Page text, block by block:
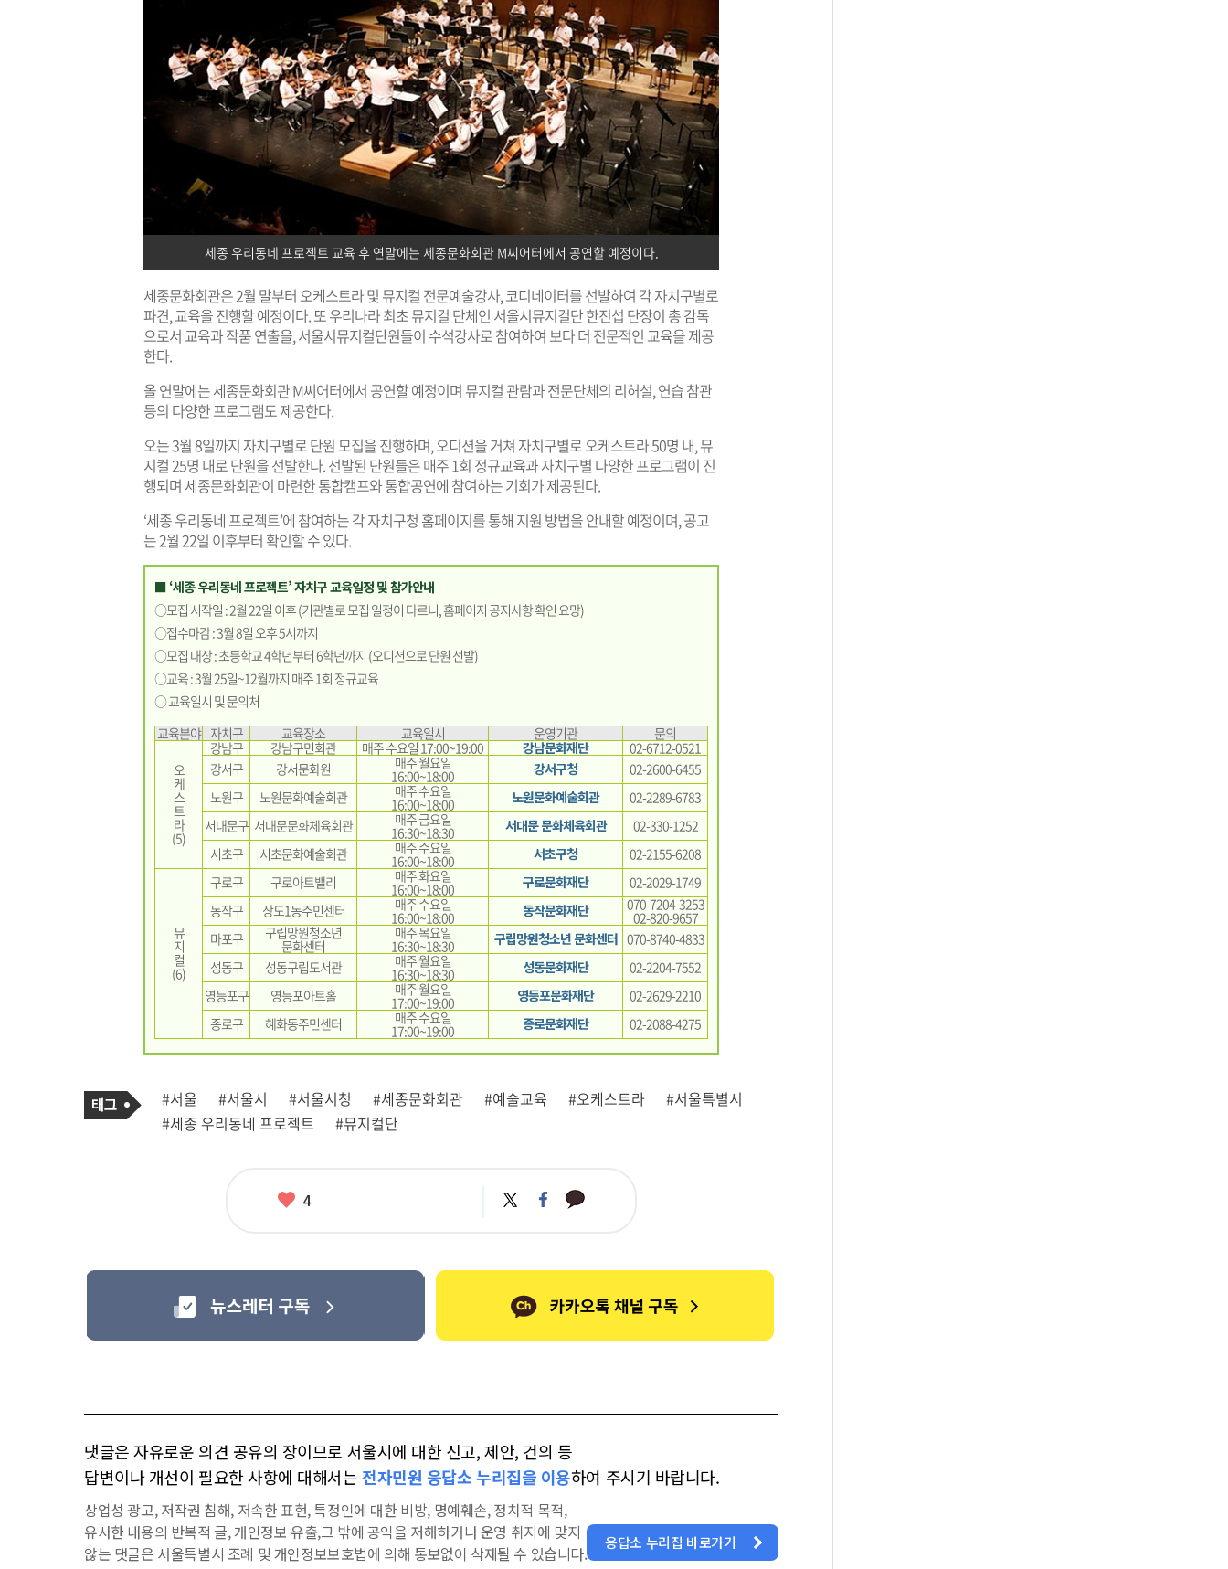
세종 우리동네 프로젝트 교육 후 연말에는 세종문화회관 M씨어터에서 공연할 예정이다.
세종문화회관은 2월 말부터 오케스트라 및 뮤지컬 전문예술강사, 코디네이터를 선발하여 각 자치구별로
파견, 교육을 진행할 예정이다. 또 우리나라 최초 뮤지컬 단체인 서울시뮤지컬단 한진섭 단장이 총 감독
으로서 교육과 작품 연출을, 서울시뮤지컬단원들이 수석강사로 참여하여 보다 더 전문적인 교육을 제공
한다.
올 연말에는 세종문화회관 M씨어터에서 공연할 예정이며 뮤지컬 관람과 전문단체의 리허설, 연습 참관
등의 다양한 프로그램도 제공한다.
오는 3월 8일까지 자치구별로 단원 모집을 진행하며, 오디션을 거쳐 자치구별로 오케스트라 50명 내, 뮤
지컬 25명 내로 단원을 선발한다. 선발된 단원들은 매주 1회 정규교육과 자치구별 다양한 프로그램이 진
행되며 세종문화회관이 마련한 통합캠프와 통합공연에 참여하는 기회가 제공된다.
‘세종 우리동네 프로젝트’에 참여하는 각 자치구청 홈페이지를 통해 지원 방법을 안내할 예정이며, 공고
는 2월 22일 이후부터 확인할 수 있다.
■ ‘세종 우리동네 프로젝트’ 자치구 교육일정 및 참가안내
○모집 시작일 : 2월 22일 이후 (기관별로 모집 일정이 다르니, 홈페이지 공지사항 확인 요망)
○접수마감 : 3월 8일 오후 5시까지
○모집 대상 : 초등학교 4학년부터 6학년까지 (오디션으로 단원 선발)
○교육 : 3월 25일~12월까지 매주 1회 정규교육
○ 교육일시 및 문의처
교육분야 자치구 교육장소 교육일시 운영기관
문의
오
케
스
트
라
(5)
강남구 강남구민회관 매주 수요일 17:00~19:00 강남문화재단
02-6712-0521
강서구
강서문화원 매주 월요일
16:00~18:00 강서구청
02-2600-6455
노원구
노원문화예술회관 매주 수요일
16:00~18:00 노원문화예술회관
02-2289-6783
서대문구 서대문문화체육회관 매주 금요일
16:30~18:30 서대문 문화체육회관
02-330-1252
서초구
서초문화예술회관 매주 수요일
16:00~18:00 서초구청 02-2155-6208
뮤
지
컬
(6)
구로구 구로아트밸리 매주 화요일
16:00~18:00 구로문화재단
02-2029-1749
동작구
상도1동주민센터 매주 수요일
16:00~18:00 동작문화재단 070-7204-3253
02-820-9657
마포구
구립망원청소년
문화센터
매주 목요일
16:30~18:30 구립망원청소년 문화센터 070-8740-4833
성동구
성동구립도서관 매주 월요일
16:30~18:30 성동문화재단
02-2204-7552
영등포구
영등포아트홀 매주 월요일
17:00~19:00 영등포문화재단
02-2629-2210
종로구
혜화동주민센터 매주 수요일
17:00~19:00 종로문화재단 02-2088-4275
사
관
련
태
그
#서울 #서울시 #서울시청 #세종문화회관 #예술교육 #오케스트라
#서울특별시
#세종 우리동네 프로젝트
#뮤지컬단
좋
4 트
위
페
이
카
카
댓글은 자유로운 의견 공유의 장이므로 서울시에 대한 신고, 제안, 건의 등
답변이나 개선이 필요한 사항에 대해서는 전자민원 응답소 누리집을 이용하여 주시기 바랍니다.
상업성 광고, 저작권 침해, 저속한 표현, 특정인에 대한 비방, 명예훼손, 정치적 목적,
유사한 내용의 반복적 글, 개인정보 유출,그 밖에 공익을 저해하거나 운영 취지에 맞지
않는 댓글은 서울특별시 조례 및 개인정보보호법에 의해 통보없이 삭제될 수 있습니다.
응답소 누리집 바로가기